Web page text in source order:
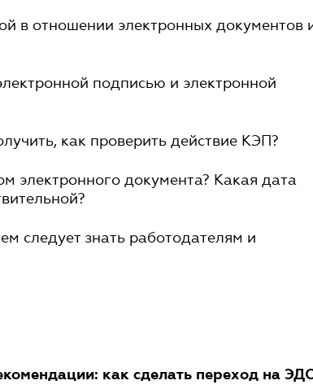
в отношении электронных документов
подписью и электронной
как проверить действие КЭП?
электронного документа? Какая дата
следует знать работодателям и
как сделать переход на